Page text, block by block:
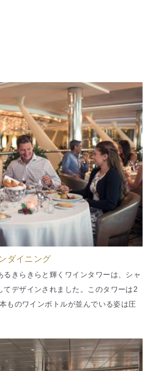
ダイニング
るきらきらと輝くワインタワーは、シャ
てデザインされました。このタワーは2
ものワインボトルが並んでいる姿は圧